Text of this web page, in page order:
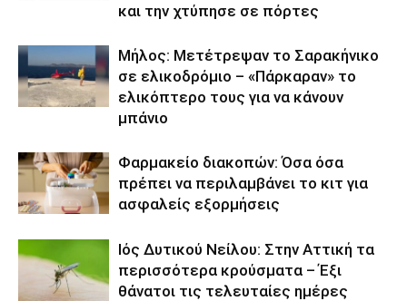
και την χτύπησε σε πόρτες
Μήλος: Μετέτρεψαν το Σαρακήνικο
σε ελικοδρόμιο – «Πάρκαραν» το
ελικόπτερο τους για να κάνουν
μπάνιο
Φαρμακείο διακοπών: Όσα όσα
πρέπει να περιλαμβάνει το κιτ για
ασφαλείς εξορμήσεις
Ιός Δυτικού Νείλου: Στην Αττική τα
περισσότερα κρούσματα – Έξι
θάνατοι τις τελευταίες ημέρες